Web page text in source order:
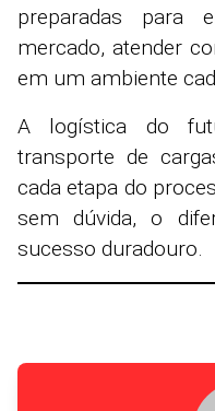
preparadas para
mercado, atender
em um ambiente
A logística do
transporte de
cada etapa do
sem dúvida, o
sucesso duradouro.